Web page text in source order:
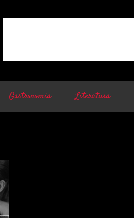
Gastronomia Literatura